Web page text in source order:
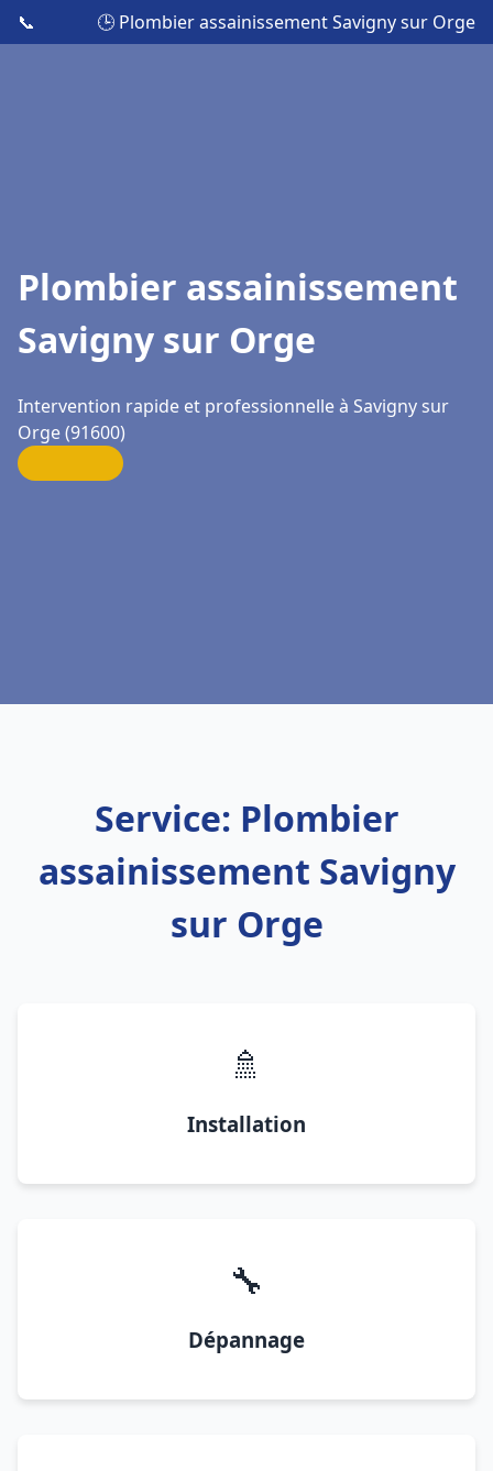
📞 🕒 Plombier assainissement Savigny sur Orge
Plombier assainissement
Savigny sur Orge
Intervention rapide et professionnelle à Savigny sur
Orge (91600)
Service: Plombier
assainissement Savigny
sur Orge
🚿
Installation
🔧
Dépannage